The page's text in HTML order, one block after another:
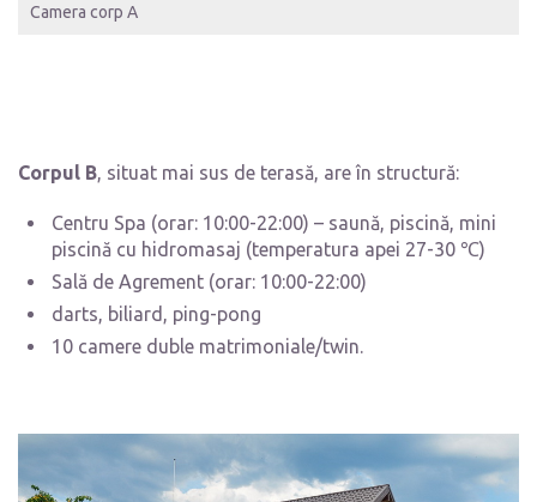
Camera corp A
Corpul B, situat mai sus de terasă, are în structură:
Centru Spa (orar: 10:00-22:00) – saună, piscină, mini
piscină cu hidromasaj (temperatura apei 27-30 ℃)
Sală de Agrement (orar: 10:00-22:00)
darts, biliard, ping-pong
10 camere duble matrimoniale/twin.